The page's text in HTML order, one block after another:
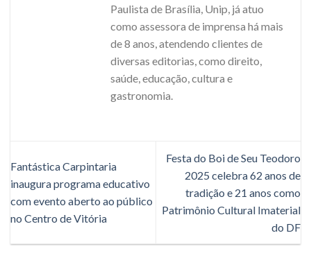
Paulista de Brasília, Unip, já atuo
como assessora de imprensa há mais
de 8 anos, atendendo clientes de
diversas editorias, como direito,
saúde, educação, cultura e
gastronomia.
Fantástica Carpintaria
inaugura programa educativo
com evento aberto ao público
no Centro de Vitória
Festa do Boi de Seu Teodoro
2025 celebra 62 anos de
tradição e 21 anos como
Patrimônio Cultural Imaterial
do DF